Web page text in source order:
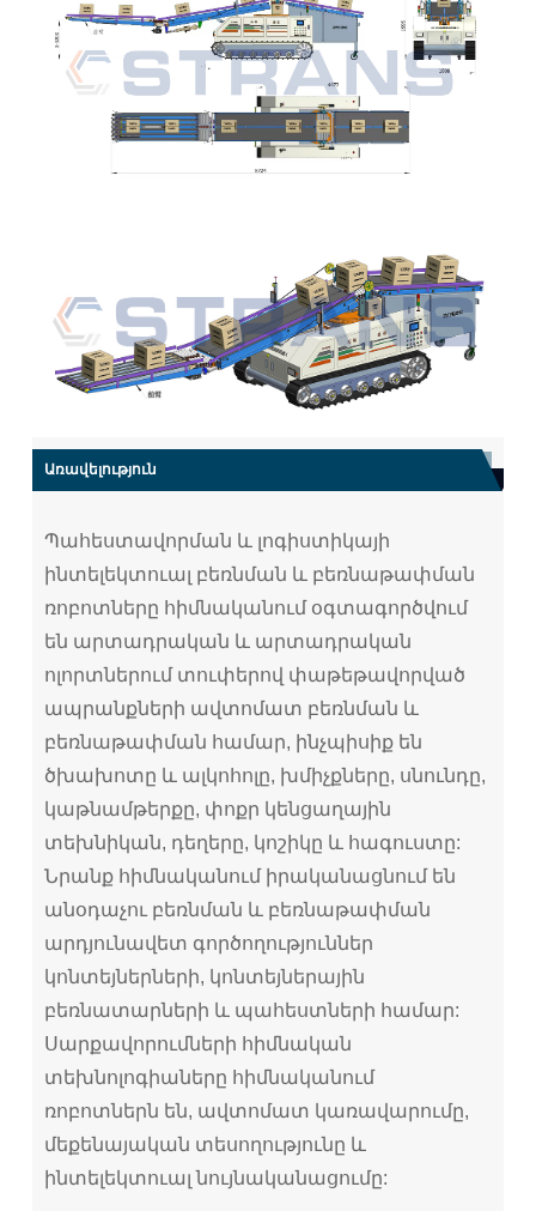
Առավելություն
Պահեստավորման և լոգիստիկայի
ինտելեկտուալ բեռնման և բեռնաթափման
ռոբոտները հիմնականում օգտագործվում
են արտադրական և արտադրական
ոլորտներում տուփերով փաթեթավորված
ապրանքների ավտոմատ բեռնման և
բեռնաթափման համար, ինչպիսիք են
ծխախոտը և ալկոհոլը, խմիչքները, սնունդը,
կաթնամթերքը, փոքր կենցաղային
տեխնիկան, դեղերը, կոշիկը և հագուստը:
Նրանք հիմնականում իրականացնում են
անօդաչու բեռնման և բեռնաթափման
արդյունավետ գործողություններ
կոնտեյներների, կոնտեյներային
բեռնատարների և պահեստների համար:
Սարքավորումների հիմնական
տեխնոլոգիաները հիմնականում
ռոբոտներն են, ավտոմատ կառավարումը,
մեքենայական տեսողությունը և
ինտելեկտուալ նույնականացումը: